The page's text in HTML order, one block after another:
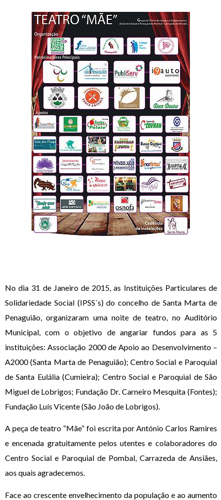
No dia 31 de Janeiro de 2015, as Instituições Particulares de
Solidariedade Social (IPSS´s) do concelho de Santa Marta de
Penaguião, organizaram uma noite de teatro, no Auditório
Municipal, com o objetivo de angariar fundos para as 5
instituições: Associação 2000 de Apoio ao Desenvolvimento –
A2000 (Santa Marta de Penaguião); Centro Social e Paroquial
de Santa Eulália (Cumieira); Centro Social e Paroquial de São
Miguel de Lobrigos; Fundação Dr. Carneiro Mesquita (Fontes);
Fundação Luís Vicente (São João de Lobrigos).
A peça de teatro “Mãe” foi escrita por António Carlos Ramires
e encenada gratuitamente pelos utentes e colaboradores do
Centro Social e Paroquial de Pombal, Carrazeda de Ansiães,
aos quais agradecemos.
Face ao crescente envelhecimento da população e ao aumento